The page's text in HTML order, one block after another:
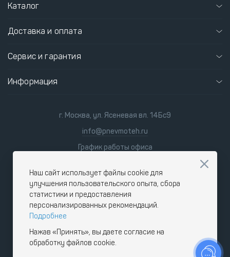
Каталог
Доставка и оплата
Сервис и гарантия
Информация
г. Москва, ул. Ясеневая вл. 14Бс9
info@pnevmoteh.ru
График работы офиса
9:00 - 18:00
Наш сайт использует файлы cookie для
улучшения пользовательского опыта, сбора
статистики и предоставления
персонализированных рекомендаций.
Подробнее
Нажав «Принять», вы даете согласие на
обработку файлов cookie.